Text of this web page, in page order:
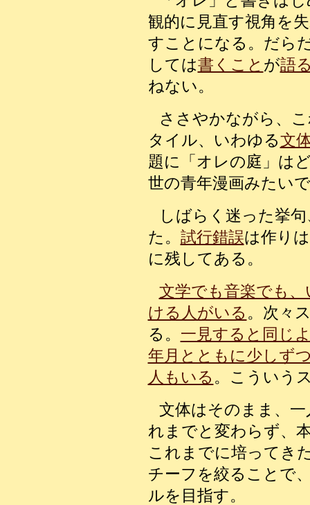
観的に見直す視角を
すことになる。だら
しては書くこと が語
ねない。
ささやかながら、
タイル、いわゆる文
題に「オレの庭」は
世の青年漫画みたい
しばらく迷った挙
た。 試行錯誤は作り
に残してある。
文学でも音楽でも
ける人がいる 。次々
る。 一見すると同じ
年月とともに少しず
人もいる 。こういう
文体はそのまま、
れまでと変わらず、
これまでに培ってき
チーフを絞ることで
ルを目指す。